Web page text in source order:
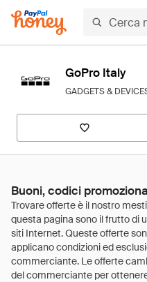
GoPro Italy
GADGETS &
Buoni, codici